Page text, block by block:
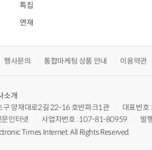
특집
연재
행사문의 통합마케팅 상품 안내 이용약관
소개
구 양재대로2길 22-16 호반파크1관
대표번
인터넷
사업자번호 : 107-81-80959
발
Times Internet. All Rights Reserved.